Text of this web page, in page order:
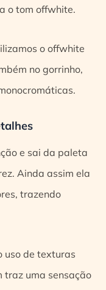
o tom offwhite.
o offwhite
no gorrinho,
e sai da paleta
Ainda assim ela
trazendo
uso de texturas
traz uma sensação